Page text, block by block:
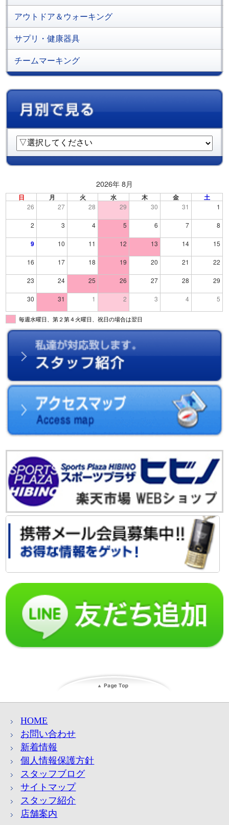
アウトドア＆ウォーキング
サプリ・健康器具
チームマーキング
2026年 8月
日 月 火 水 木 金 土
26 27 28 29 30 31 1
2 3 4 5 6 7 8
9 10 11 12 13 14 15
16 17 18 19 20 21 22
23 24 25 26 27 28 29
30 31 1 2 3 4 5
毎週水曜日、第２第４火曜日、祝日の場合は翌日
HOME
お問い合わせ
新着情報
個人情報保護方針
スタッフブログ
サイトマップ
スタッフ紹介
店舗案内